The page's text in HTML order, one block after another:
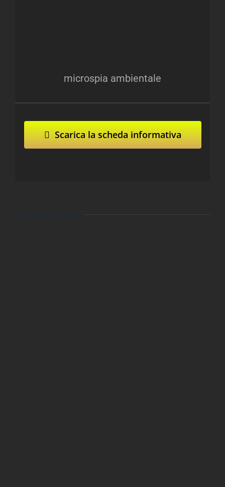
microspia ambientale
Scarica la scheda informativa